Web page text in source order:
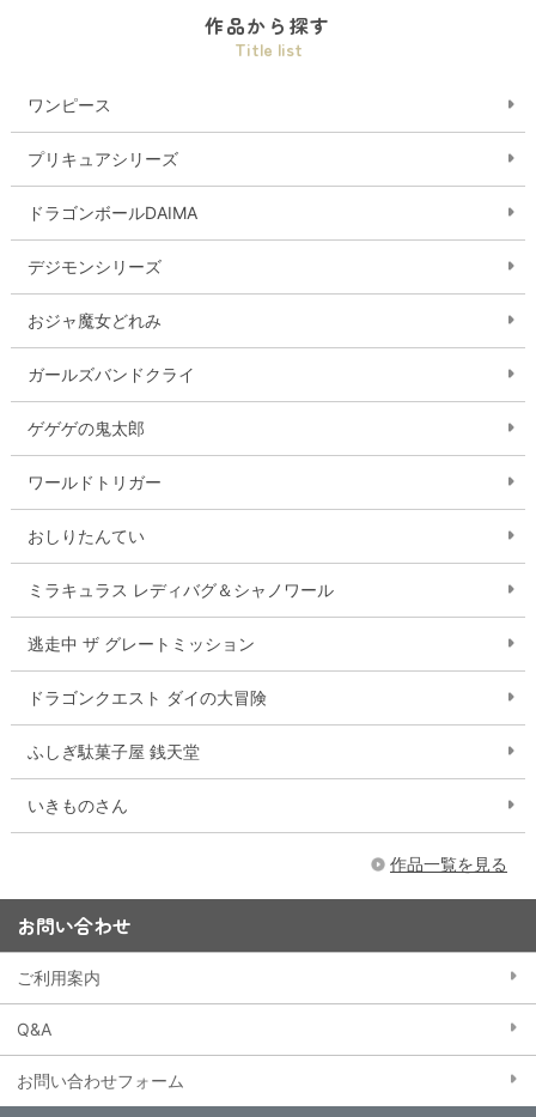
作品から探す
Title list
ワンピース
プリキュアシリーズ
ドラゴンボールDAIMA
デジモンシリーズ
おジャ魔女どれみ
ガールズバンドクライ
ゲゲゲの鬼太郎
ワールドトリガー
おしりたんてい
ミラキュラス レディバグ＆シャノワール
逃走中 ザ グレートミッション
ドラゴンクエスト ダイの大冒険
ふしぎ駄菓子屋 銭天堂
いきものさん
作品一覧を見る
お問い合わせ
ご利用案内
Q&A
お問い合わせフォーム